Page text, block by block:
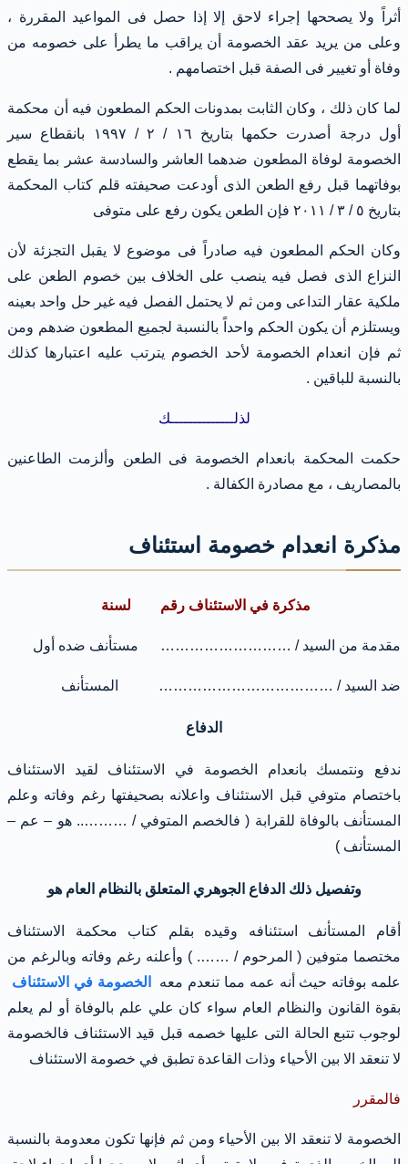
أثراً ولا يصححها إجراء لاحق إلا إذا حصل فى المواعيد المقررة ،
وعلى من يريد عقد الخصومة أن يراقب ما يطرأ على خصومه من
وفاة أو تغيير فى الصفة قبل اختصامهم .
لما كان ذلك ، وكان الثابت بمدونات الحكم المطعون فيه أن محكمة
أول درجة أصدرت حكمها بتاريخ ١٦ / ٢ / ١٩٩٧ بانقطاع سير
الخصومة لوفاة المطعون ضدهما العاشر والسادسة عشر بما يقطع
بوفاتهما قبل رفع الطعن الذى أودعت صحيفته قلم كتاب المحكمة
بتاريخ ٥ / ٣ / ٢٠١١ فإن الطعن يكون رفع على متوفى
وكان الحكم المطعون فيه صادراً فى موضوع لا يقبل التجزئة لأن
النزاع الذى فصل فيه ينصب على الخلاف بين خصوم الطعن على
ملكية عقار التداعى ومن ثم لا يحتمل الفصل فيه غير حل واحد بعينه
ويستلزم أن يكون الحكم واحداً بالنسبة لجميع المطعون ضدهم ومن
ثم فإن انعدام الخصومة لأحد الخصوم يترتب عليه اعتبارها كذلك
بالنسبة للباقين .
لذلــــــــــــــك
حكمت المحكمة بانعدام الخصومة فى الطعن وألزمت الطاعنين
بالمصاريف ، مع مصادرة الكفالة .
مذكرة انعدام خصومة استئناف
مذكرة في الاستئناف رقم لسنة
مقدمة من السيد / ……………………… مستأنف ضده أول
ضد السيد / ……………………………… المستأنف
الدفاع
ندفع ونتمسك بانعدام الخصومة في الاستئناف لقيد الاستئناف
باختصام متوفي قبل الاستئناف واعلانه بصحيفتها رغم وفاته وعلم
المستأنف بالوفاة للقرابة ( فالخصم المتوفي / ……….. هو – عم –
المستأنف )
وتفصيل ذلك الدفاع الجوهري المتعلق بالنظام العام هو
أقام المستأنف استئنافه وقيده بقلم كتاب محكمة الاستئناف
مختصما متوفين ( المرحوم / ……. ) وأعلنه رغم وفاته وبالرغم من
علمه بوفاته حيث أنه عمه مما تنعدم معه
الخصومة في الاستئناف
بقوة القانون والنظام العام سواء كان علي علم بالوفاة أو لم يعلم
لوجوب تتبع الحالة التى عليها خصمه قبل قيد الاستئناف فالخصومة
لا تنعقد الا بين الأحياء وذات القاعدة تطبق في خصومة الاستئناف
فالمقرر
الخصومة لا تنعقد الا بين الأحياء ومن ثم فإنها تكون معدومة بالنسبة